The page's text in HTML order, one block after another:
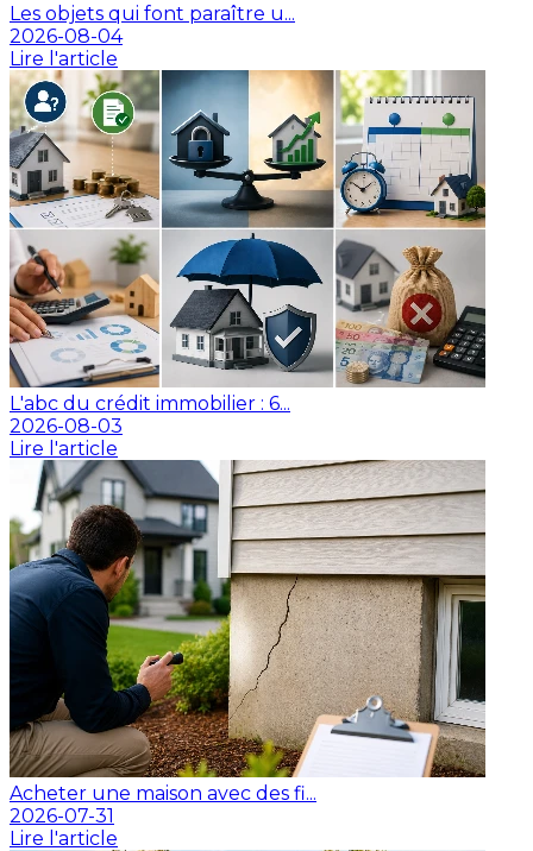
Les objets qui font paraître u...
2026-08-04
Lire l'article
L'abc du crédit immobilier : 6...
2026-08-03
Lire l'article
Acheter une maison avec des fi...
2026-07-31
Lire l'article